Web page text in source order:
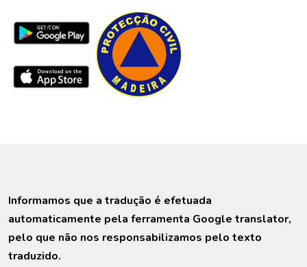
Informamos que a tradução é efetuada
automaticamente pela ferramenta Google translator,
pelo que não nos responsabilizamos pelo texto
traduzido.